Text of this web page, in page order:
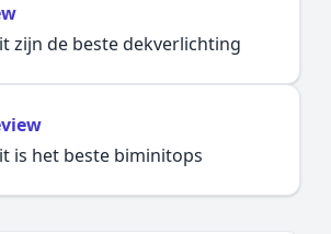
zijn de beste dekverlichting
is het beste biminitops